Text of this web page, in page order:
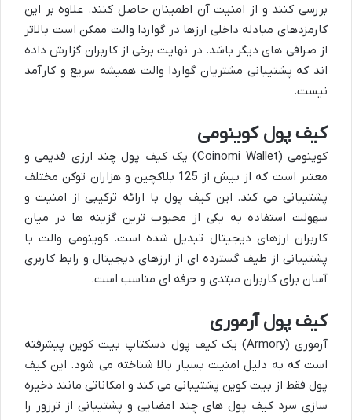
بررسی کنند و از امنیت آن اطمینان حاصل کنند. علاوه بر این
کارمزدهای مبادله داخلی ارزها در گواردا والت ممکن است بالاتر
از صرافی های دیگر باشد. در نهایت برخی از کاربران گزارش داده
اند که پشتیبانی مشتریان گواردا والت همیشه سریع و کارآمد
نیست.
کیف پول کوینومی
کوینومی (Coinomi Wallet) یک کیف پول چند ارزی قدیمی و
معتبر است که از بیش از 125 بلاکچین و هزاران توکن مختلف
پشتیبانی می کند. این کیف پول با ارائه ترکیبی از امنیت و
سهولت استفاده به یکی از محبوب ترین گزینه ها در میان
کاربران ارزهای دیجیتال تبدیل شده است. کوینومی والت با
پشتیبانی از طیف گسترده ای از ارزهای دیجیتال و رابط کاربری
آسان برای کاربران مبتدی و حرفه ای مناسب است.
کیف پول آرموری
آرموری (Armory) یک کیف پول دسکتاپ بیت کوین پیشرفته
است که به دلیل امنیت بسیار بالا شناخته می شود. این کیف
پول فقط از بیت کوین پشتیبانی می کند و امکاناتی مانند ذخیره
سازی سرد کیف پول های چند امضایی و پشتیبانی از ترزور را